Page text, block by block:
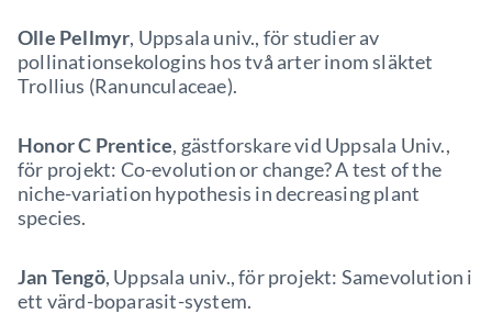
Olle Pellmyr, Uppsala univ., för studier av
pollinationsekologins hos två arter inom släktet
Trollius (Ranunculaceae).
Honor C Prentice, gästforskare vid Uppsala Univ.,
för projekt: Co-evolution or change? A test of the
niche-variation hypothesis in decreasing plant
species.
Jan Tengö, Uppsala univ., för projekt: Samevolution i
ett värd-boparasit-system.